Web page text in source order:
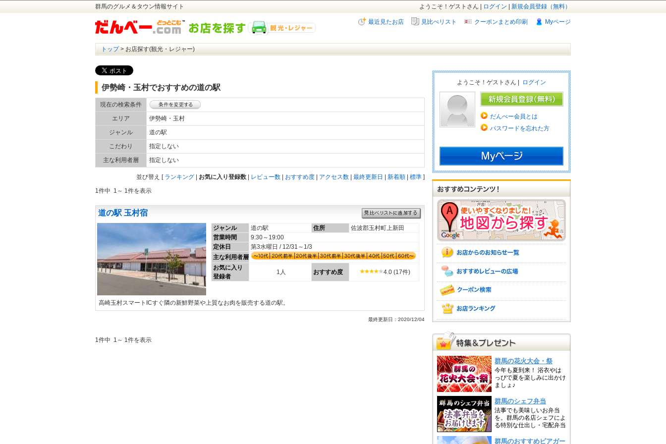
群馬のグルメ＆タウン情報サイト 新規会員登録（無料）
ログイン
ようこそ！ゲストさん |
Myページ
クーポンまとめ印刷
見比べリスト
最近見たお店
トップ> お店探す(観光・レジャー)
伊勢崎・玉村でおすすめの道の駅
現在の検索条件
エリア
伊勢崎・玉村
ジャンル
道の駅
こだわり
指定しない
主な利用者層
指定しない
]
標準
新着順
最終更新日
アクセス数
おすすめ度
レビュー数
お気に入り登録数
ランキング
[
並び替え
1件中 1～ 1件を表示
道の駅 玉村宿
ジャンル 道の駅 住所
佐波郡玉村町上新田
営業時間
9:30～19:00
定休日
第3水曜日 / 12/31～1/3
主な利用者層
お気に入り
登録者
1人 おすすめ度 4.0 (17件)
高崎玉村スマートICすぐ隣の新鮮野菜や上質なお肉を販売する道の駅。
最終更新日：2020/12/04
1件中 1～ 1件を表示
ようこそ！ゲストさん | ログイン
だんべー会員とは
パスワードを忘れた方